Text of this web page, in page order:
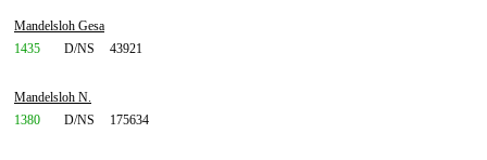
Mandelsloh Gesa
1435
D/NS 43921
Mandelsloh N.
1380
D/NS 175634